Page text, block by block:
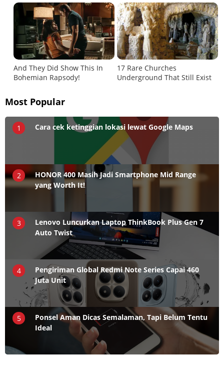
Most Popular
1 Cara cek ketinggian lokasi lewat Google Maps
2
HONOR 400 Masih Jadi Smartphone Mid Range
yang Worth It!
3
Lenovo Luncurkan Laptop ThinkBook Plus Gen 7
Auto Twist
4
Pengiriman Global Redmi Note Series Capai 460
Juta Unit
5
Ponsel Aman Dicas Semalaman, Tapi Belum Tentu
Ideal